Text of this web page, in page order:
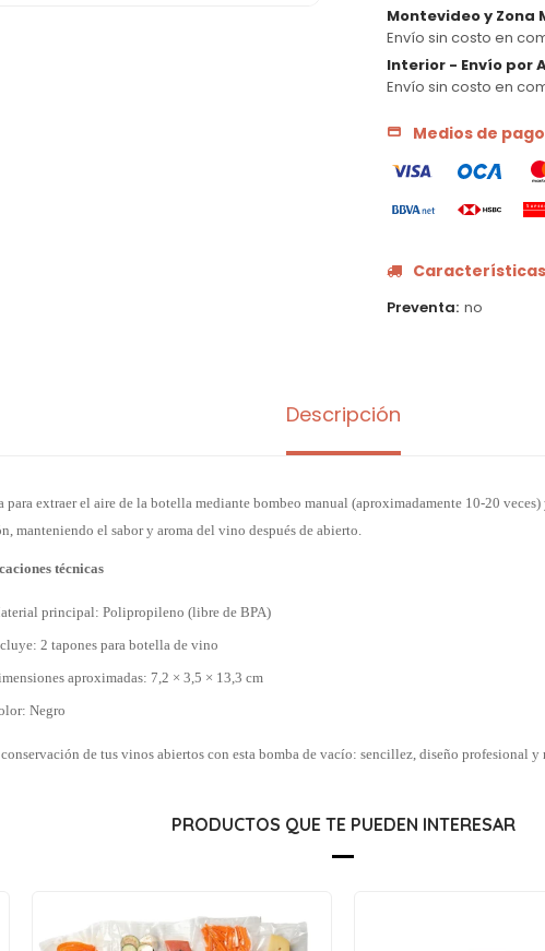
Montevideo y Zona
Envío sin costo en
Interior - Envío por
Envío sin costo en
Medios de pago
Características
Preventa no
Descripción
para extraer el aire de la botella mediante bombeo manual (aproximadamente 10-20 veces)
manteniendo el sabor y aroma del vino después de abierto.
técnicas
principal: Polipropileno (libre de BPA)
2 tapones para botella de vino
aproximadas: 7,2 × 3,5 × 13,3 cm
Negro
de tus vinos abiertos con esta bomba de vacío: sencillez, diseño profesional
PRODUCTOS QUE TE PUEDEN INTERESAR